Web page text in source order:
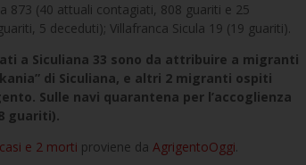
873 (40 attuali contagiati, 808 guariti e 25
5 deceduti); Villafranca Sicula 19 (19 guariti).
a Siculiana 33 sono da attribuire a migranti
di Siculiana, e altri 2 migranti ospiti
Sulle navi quarantena per l’accoglienza
guariti).
e 2 morti proviene da AgrigentoOggi.